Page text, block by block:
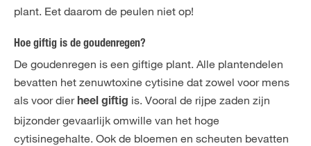
plant. Eet daarom de peulen niet op!
Hoe giftig is de goudenregen?
De goudenregen is een giftige plant. Alle plantendelen
bevatten het zenuwtoxine cytisine dat zowel voor mens
als voor dierheel giftig is. Vooral de rijpe zaden zijn
bijzonder gevaarlijk omwille van het hoge
cytisinegehalte. Ook de bloemen en scheuten bevatten